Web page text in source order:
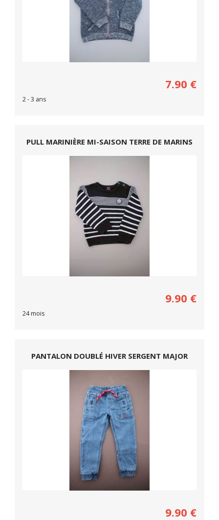
7.90 €
2 - 3 ans
PULL MARINIÈRE MI-SAISON TERRE DE MARINS
9.90 €
24 mois
PANTALON DOUBLÉ HIVER SERGENT MAJOR
9.90 €